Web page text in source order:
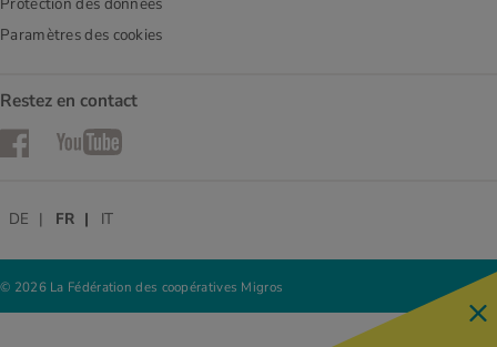
Paramètres des cookies
Restez en contact
FacebookYouTube
© 2026 La Fédération des coopératives Migros
DE FR IT